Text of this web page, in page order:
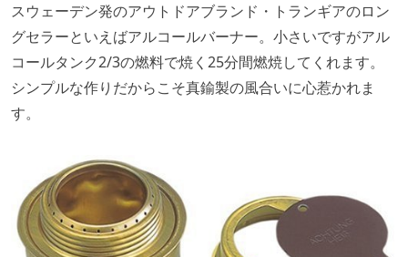
スウェーデン発のアウトドアブランド・トランギアのロン
グセラーといえばアルコールバーナー。小さいですがアル
コールタンク2/3の燃料で焼く25分間燃焼してくれます。
シンプルな作りだからこそ真鍮製の風合いに心惹かれま
す。